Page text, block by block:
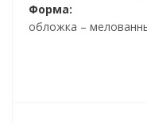
Форма:
обложка –